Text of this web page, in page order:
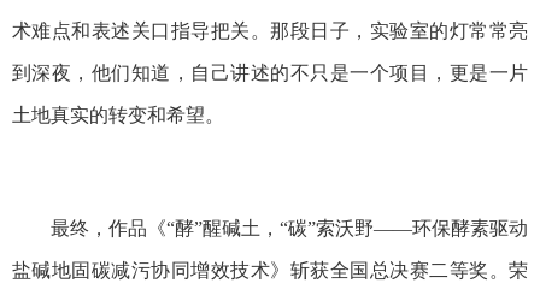
术难点和表述关口指导把关。那段日子，实验室的灯常常亮
到深夜，他们知道，自己讲述的不只是一个项目，更是一片
土地真实的转变和希望。
最终，作品《“酵”醒碱土，“碳”索沃野——环保酵素驱动
盐碱地固碳减污协同增效技术》斩获全国总决赛二等奖。荣